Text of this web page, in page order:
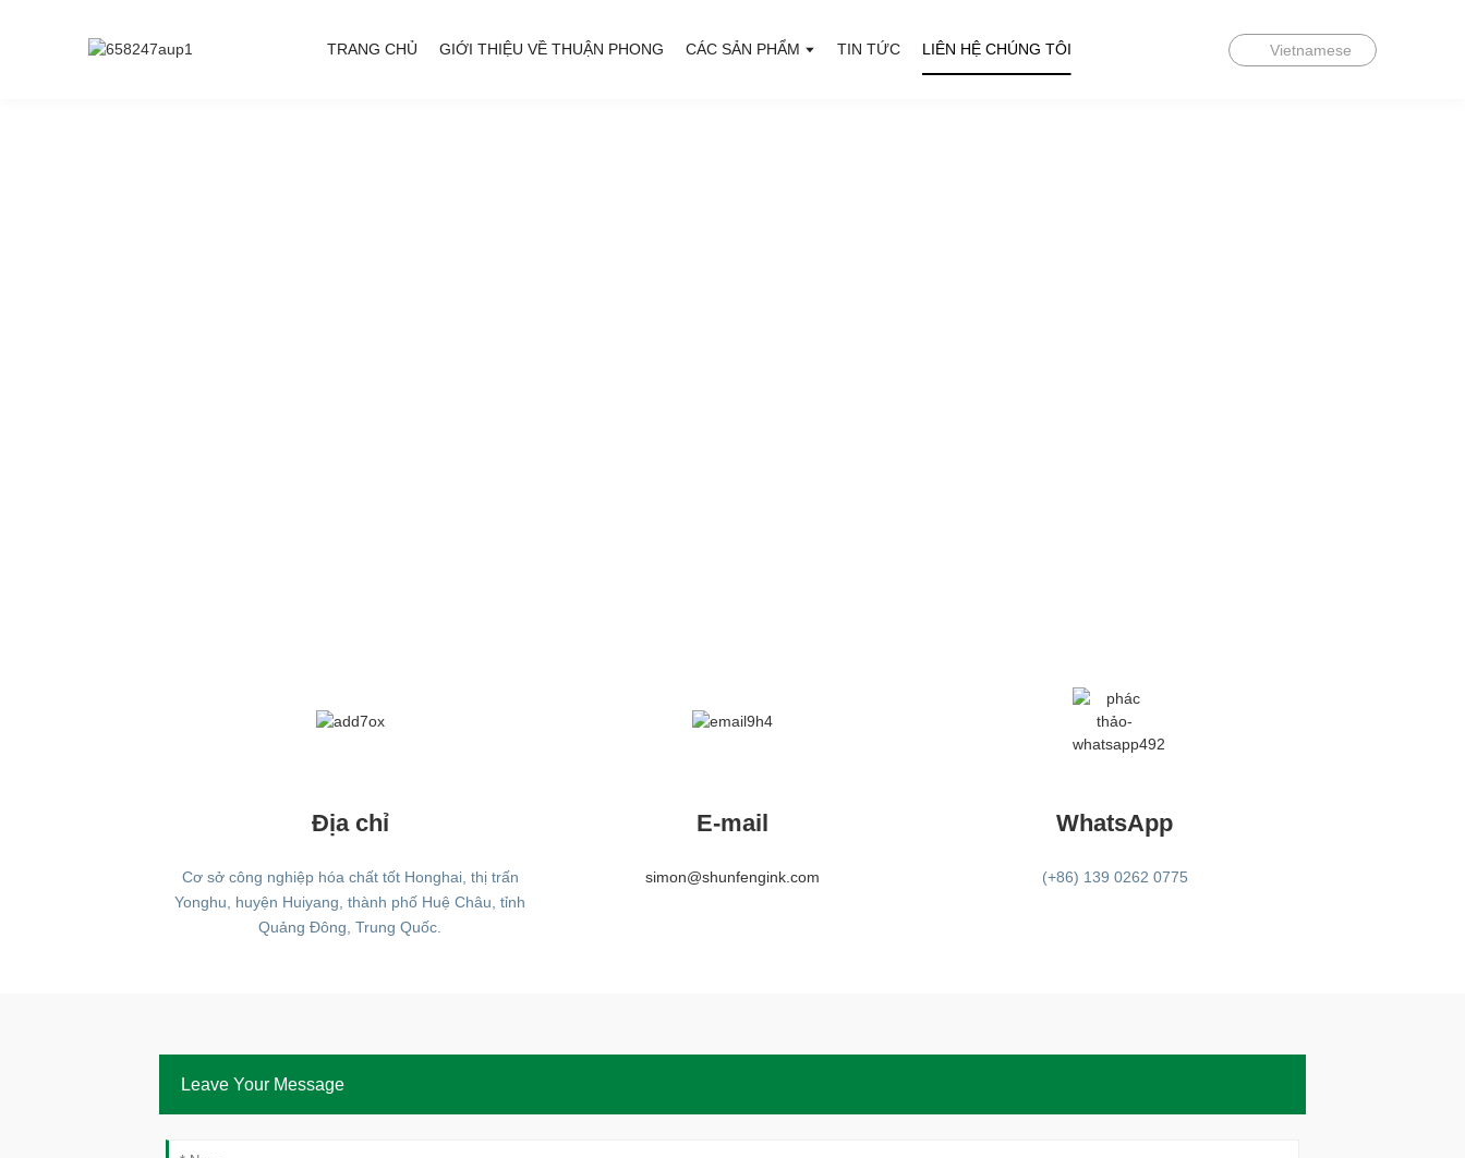
TRANG CHỦ GIỚI THIỆU VỀ THUẬN PHONG CÁC SẢN PHẨM TIN TỨC LIÊN HỆ CHÚNG TÔI Vietnamese
Địa chỉ
Cơ sở công nghiệp hóa chất tốt Honghai, thị trấn
Yonghu, huyện Huiyang, thành phố Huệ Châu, tỉnh
Quảng Đông, Trung Quốc.
E-mail
simon@shunfengink.com
WhatsApp
(+86) 139 0262 0775
Leave Your Message